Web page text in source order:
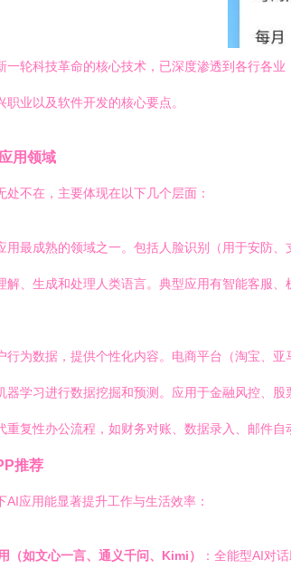
一轮科技革命的核心技术，已深度渗透到各行各
业以及软件开发的核心要点。
用领域
处不在，主要体现在以下几个层面：
用最成熟的领域之一。包括人脸识别（用于安防
解、生成和处理人类语言。典型应用有智能客服
行为数据，提供个性化内容。电商平台（淘宝、
器学习进行数据挖掘和预测。应用于金融风控、
重复性办公流程，如财务对账、数据录入、邮件自
推荐
AI应用能显著提升工作与生活效率：
（如文心一言、通义千问、Kimi） ：全能型AI对